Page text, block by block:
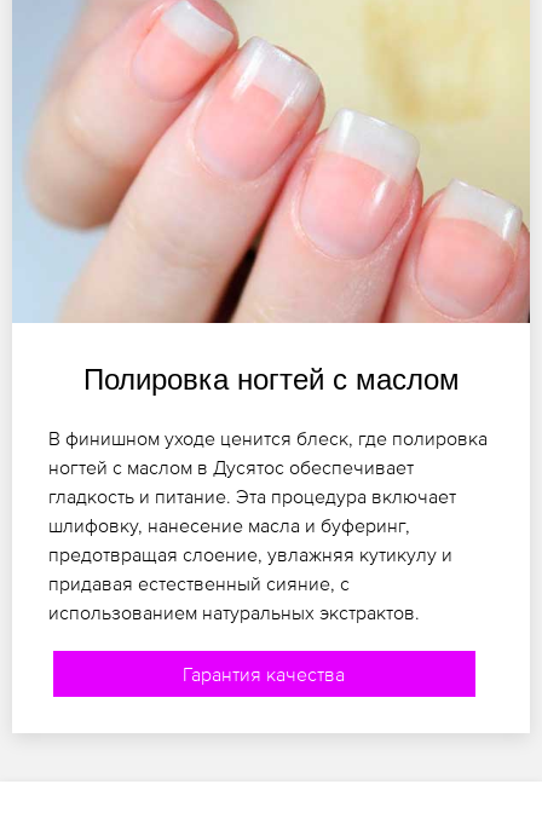
Полировка ногтей с маслом
В финишном уходе ценится блеск, где полировка
ногтей с маслом в Дусятос обеспечивает
гладкость и питание. Эта процедура включает
шлифовку, нанесение масла и буферинг,
предотвращая слоение, увлажняя кутикулу и
придавая естественный сияние, с
использованием натуральных экстрактов.
Гарантия качества